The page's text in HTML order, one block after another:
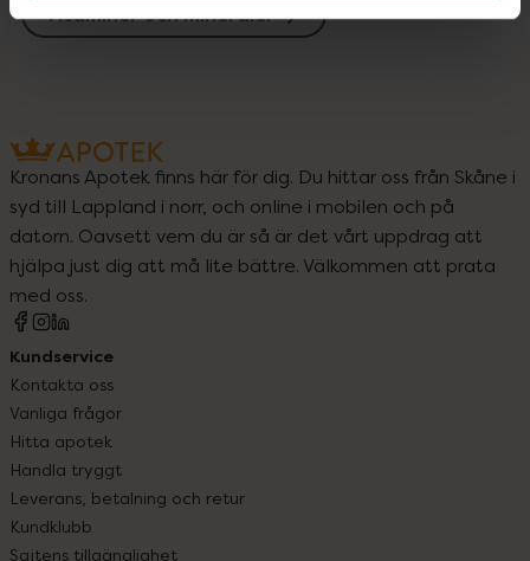
Vitaminer och mineraler
Kronans Apotek finns här för dig. Du hittar oss från Skåne i
syd till Lappland i norr, och online i mobilen och på
datorn. Oavsett vem du är så är det vårt uppdrag att
hjälpa just dig att må lite bättre. Välkommen att prata
med oss.
Kundservice
Kontakta oss
Vanliga frågor
Hitta apotek
Handla tryggt
Leverans, betalning och retur
Kundklubb
Sajtens tillgänglighet